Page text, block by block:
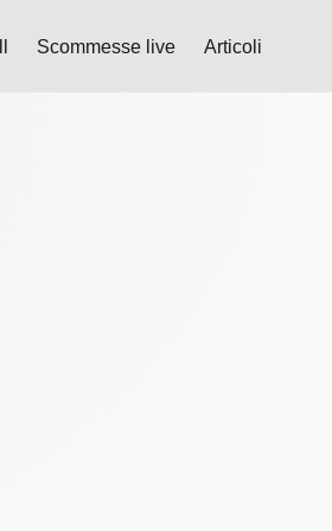
Scommesse live Articoli